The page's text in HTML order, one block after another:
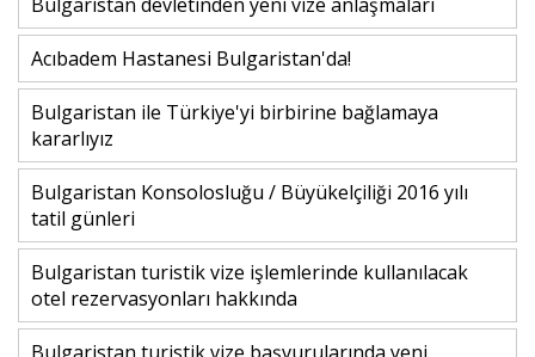
Acıbadem Hastanesi Bulgaristan'da!
Bulgaristan ile Türkiye'yi birbirine bağlamaya
kararlıyız
Bulgaristan Konsolosluğu / Büyükelçiliği 2016 yılı
tatil günleri
Bulgaristan turistik vize işlemlerinde kullanılacak
otel rezervasyonları hakkında